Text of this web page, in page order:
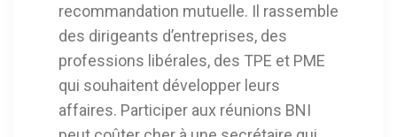
recommandation mutuelle. Il rassemble
des dirigeants d’entreprises, des
professions libérales, des TPE et PME
qui souhaitent développer leurs
affaires. Participer aux réunions BNI